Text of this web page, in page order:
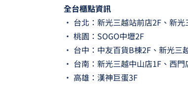
全台櫃點資訊
• 台北：新光三越站前店2F、新
• 桃園：SOGO中壢2F
• 台中：中友百貨B棟2F、新光三
• 台南：新光三越中山店1F、西門
• 高雄：漢神巨蛋3F